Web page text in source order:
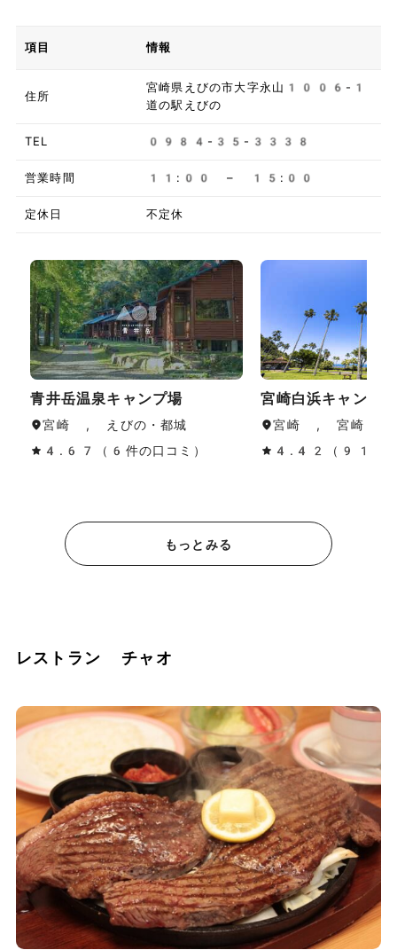
項目 情報
住所
宮崎県えびの市大字永山1006-1
道の駅えびの
TEL 0984-35-3338
営業時間 11:00 – 15:00
定休日 不定休
青井岳温泉キャンプ場
宮崎 , えびの・都城
4.67（6件の口コミ）
宮崎白浜キャンプ
宮崎 , 宮崎・青
4.42（91件の
もっとみる
レストラン チャオ